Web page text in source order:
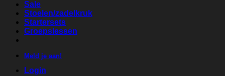
Sale
Stoelen/zadelkruk
Startersets
Groepslessen
Meld je aan!
Login